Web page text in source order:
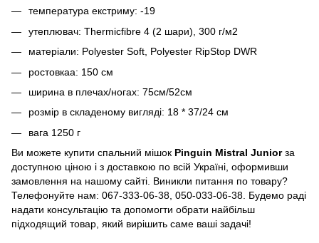
температура екстриму: -19
утеплювач: Thermicfibre 4 (2 шари), 300 г/м2
матеріали: Polyester Soft, Polyester RipStop DWR
ростовкаа: 150 см
ширина в плечах/ногах: 75см/52см
розмір в складеному вигляді: 18 * 37/24 см
вага 1250 г
Ви можете купити спальний мішок Pinguin Mistral Juniorза
доступною ціною і з доставкою по всій Україні, оформивши
замовлення на нашому сайті. Виникли питання по товару?
Телефонуйте нам: 067-333-06-38, 050-033-06-38. Будемо раді
надати консультацію та допомогти обрати найбільш
підходящий товар, який вирішить саме ваші задачі!